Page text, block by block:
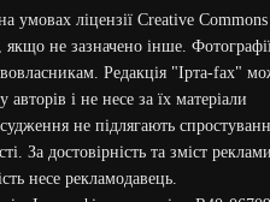
умовах ліцензії Creative Commons
не зазначено інше.
Редакція "Ірта-fax"
авторів і не несе за їх матеріали
не підлягають
За достовірність та зміст реклами
несе рекламодавець.